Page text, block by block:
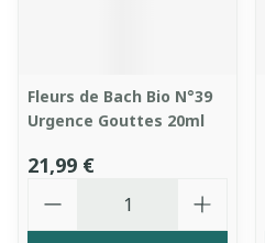
Fleurs de Bach Bio N°39
Urgence Gouttes 20ml
21,99 €